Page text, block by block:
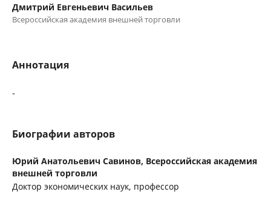
Дмитрий Евгеньевич Васильев
Всероссийская академия внешней торговли
Аннотация
-
Биографии авторов
Юрий Анатольевич Савинов, Всероссийская академия
внешней торговли
Доктор экономических наук, профессор